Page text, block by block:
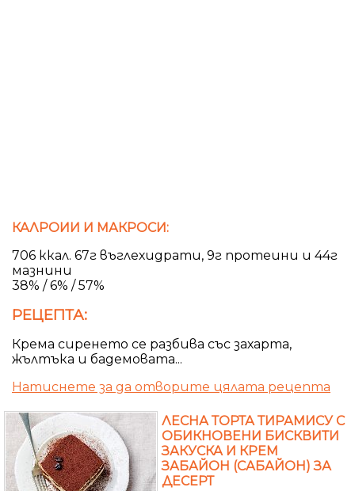
КАЛРОИИ И МАКРОСИ:
706 ккал. 67г въглехидрати, 9г протеини и 44г
мазнини
38% / 6% / 57%
РЕЦЕПТА:
Крема сиренето се разбива със захарта,
жълтъка и бадемовата...
Натиснете за да отворите цялата рецепта
ЛЕСНА ТОРТА ТИРАМИСУ С
ОБИКНОВЕНИ БИСКВИТИ
ЗАКУСКА И КРЕМ
ЗАБАЙОН (САБАЙОН) ЗА
ДЕСЕРТ